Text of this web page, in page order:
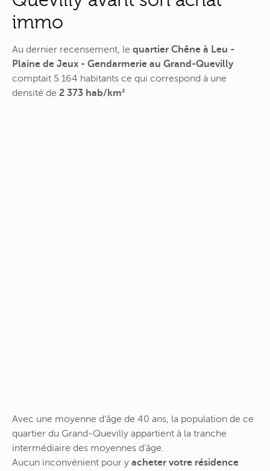
immo
Au dernier recensement, le quartier Chêne à Leu -
Plaine de Jeux - Gendarmerie au Grand-Quevilly
comptait 5 164 habitants ce qui correspond à une
densité de 2 373 hab/km²
Avec une moyenne d'âge de 40 ans, la population de ce
quartier du Grand-Quevilly appartient à la tranche
intermédiaire des moyennes d'âge.
Aucun inconvénient pour y acheter votre résidence